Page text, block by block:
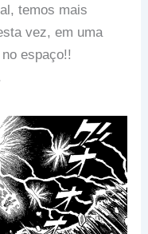
temos mais
vez, em uma
espaço!!